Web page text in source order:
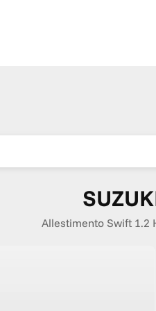
Allestimento Swift 1.2